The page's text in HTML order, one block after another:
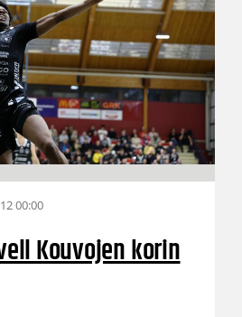
00:00
Kouvojen korin